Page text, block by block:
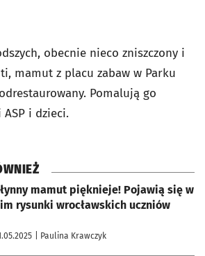
obecnie nieco zniszczony i
mamut z placu zabaw w Parku
Pomalują go
i dzieci.
mamut pięknieje! Pojawią się w
rysunki wrocławskich uczniów
| Paulina Krawczyk